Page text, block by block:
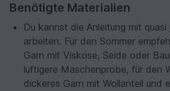
Benötigte Materialien
Du kannst die Anleitung mit quasi
arbeiten. Für den Sommer
Garn mit Viskose, Seide oder
luftigere Maschenprobe, für den
dickeres Garn mit Wollanteil und